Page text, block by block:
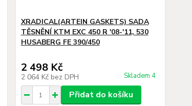
XRADICAL(ARTEIN GASKETS) SADA
TĚSNĚNÍ KTM EXC 450 R '08-'11, 530
HUSABERG FE 390/450
2 498 Kč
2 064 Kč bez DPH Skladem 4
Přidat do košíku